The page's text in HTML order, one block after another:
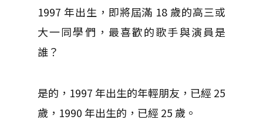
1997 年出生，即將屆滿 18 歲的高三或
大一同學們，最喜歡的歌手與演員是
誰？
是的，1997 年出生的年輕朋友，已經 25
歲，1990 年出生的，已經 25 歲。